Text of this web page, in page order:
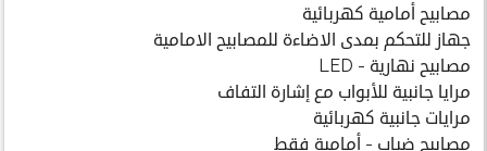
مصابيح أمامية كهربائية
جهاز للتحكم بمدى الاضاءة للمصابيح الامامية
مصابيح نهارية - LED
مرايا جانبية للأبواب مع إشارة التفاف
مرايات جانبية كهربائية
مصابيح ضباب - أمامية فقط